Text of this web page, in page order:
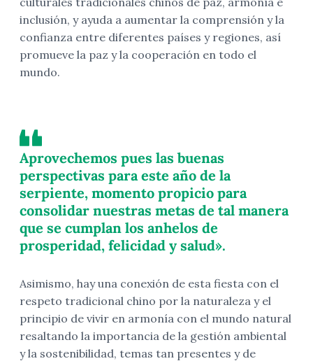
inclusión, y ayuda a aumentar la comprensión y la
confianza entre diferentes países y regiones, así
promueve la paz y la cooperación en todo el
mundo.
Aprovechemos pues las buenas
perspectivas para este año de la
serpiente, momento propicio para
consolidar nuestras metas de tal manera
que se cumplan los anhelos de
prosperidad, felicidad y salud».
Asimismo, hay una conexión de esta fiesta con el
respeto tradicional chino por la naturaleza y el
principio de vivir en armonía con el mundo natural
resaltando la importancia de la gestión ambiental
y la sostenibilidad, temas tan presentes y de